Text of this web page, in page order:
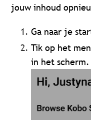
jouw inhoud
Ga naar je
Tik op het
in het scherm.